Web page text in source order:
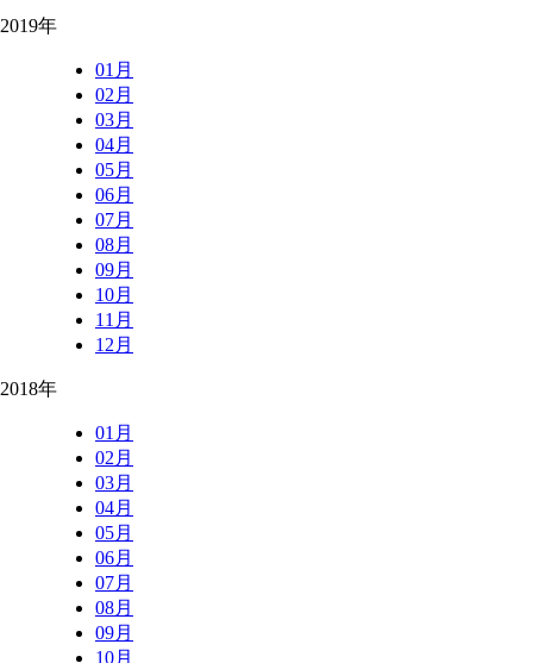
2019年
01月
02月
03月
04月
05月
06月
07月
08月
09月
10月
11月
12月
2018年
01月
02月
03月
04月
05月
06月
07月
08月
09月
10月